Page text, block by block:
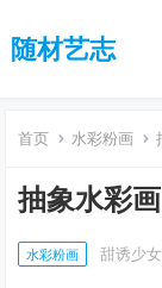
随材艺志
首页 水彩粉画
抽象水彩
水彩粉画 甜诱少女